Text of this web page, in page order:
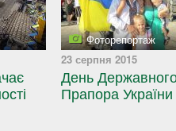
23 серпня 2015
День
Прапора України